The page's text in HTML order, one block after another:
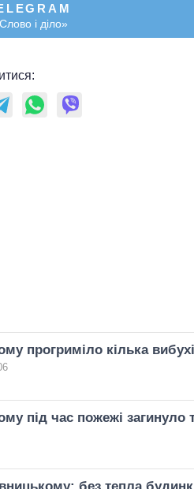
і діло»
прогриміло кілька
під час пожежі